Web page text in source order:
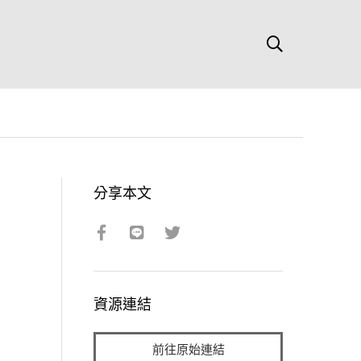
分享本文
資源連結
前往原始連結